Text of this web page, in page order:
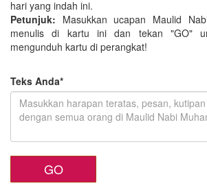
hari yang indah ini.
Petunjuk: Masukkan ucapan Maulid
menulis di kartu ini dan tekan "GO"
mengunduh kartu di perangkat!
Teks Anda*